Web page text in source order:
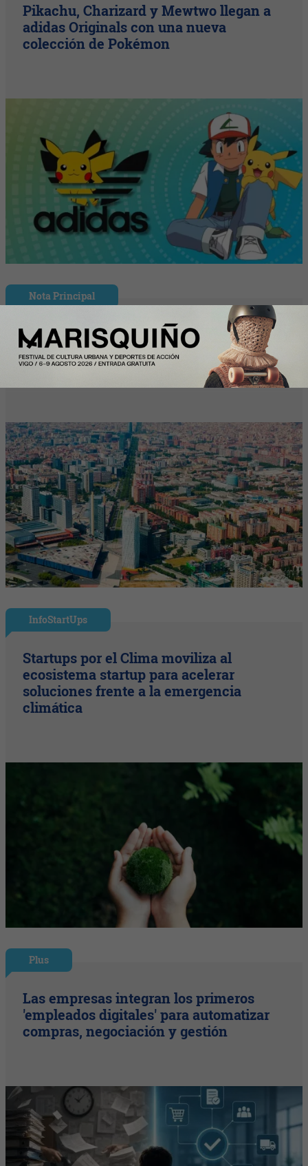
Pikachu, Charizard y Mewtwo llegan a
adidas Originals con una nueva
colección de Pokémon
Nota Principal
Madrid y Barcelona vs. Nueva York y
Zúrich: ¿cuánto cuesta vivir en España
frente a las grandes capitales?
InfoStartUps
Startups por el Clima moviliza al
ecosistema startup para acelerar
soluciones frente a la emergencia
climática
Plus
Las empresas integran los primeros
'empleados digitales' para automatizar
compras, negociación y gestión